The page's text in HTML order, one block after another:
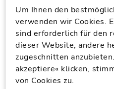
MEHR
Um Ihnen den
verwenden wir Cookies.
sind erforderlich für den
dieser Website, andere
zugeschnitten
akzeptiere« klicken,
von Cookies zu.